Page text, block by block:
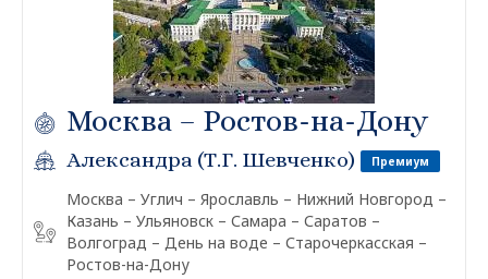
Москва – Ростов-на-Дону
Александра (Т.Г. Шевченко) Премиум
Москва – Углич – Ярославль – Нижний Новгород –
Казань – Ульяновск – Самара – Саратов –
Волгоград – День на воде – Старочеркасская –
Ростов-на-Дону